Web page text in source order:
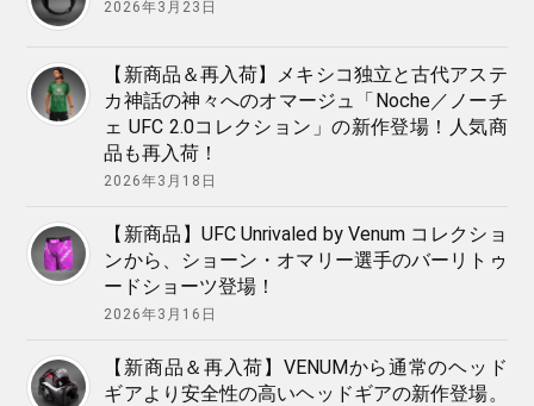
2026年3月23日
【新商品＆再入荷】メキシコ独立と古代アステ
カ神話の神々へのオマージュ「Noche／ノーチ
ェ UFC 2.0コレクション」の新作登場！人気商
品も再入荷！
2026年3月18日
【新商品】UFC Unrivaled by Venum コレクショ
ンから、ショーン・オマリー選手のバーリトゥ
ードショーツ登場！
2026年3月16日
【新商品＆再入荷】VENUMから通常のヘッド
ギアより安全性の高いヘッドギアの新作登場。